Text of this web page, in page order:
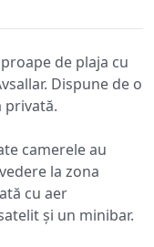
de plaja cu
Dispune de o
privată.
camerele au
la zona
cu aer
și un minibar.